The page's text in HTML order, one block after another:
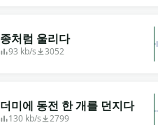
종처럼 울리다
93 kb/s 3052
더미에 동전 한 개를 던지다
130 kb/s 2799